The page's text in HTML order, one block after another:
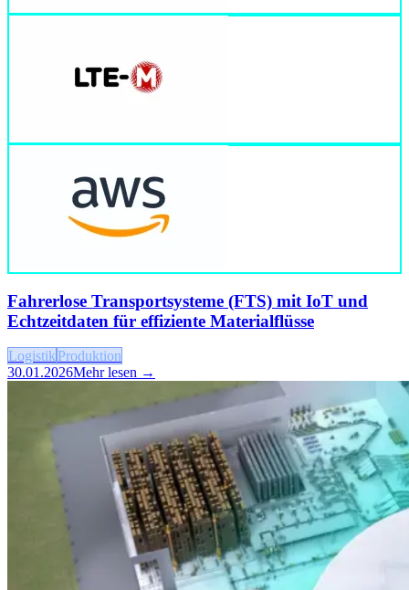
Fahrerlose Transportsysteme (FTS) mit IoT und
Echtzeitdaten für effiziente Materialflüsse
Logistik Produktion
30.01.2026Mehr lesen →